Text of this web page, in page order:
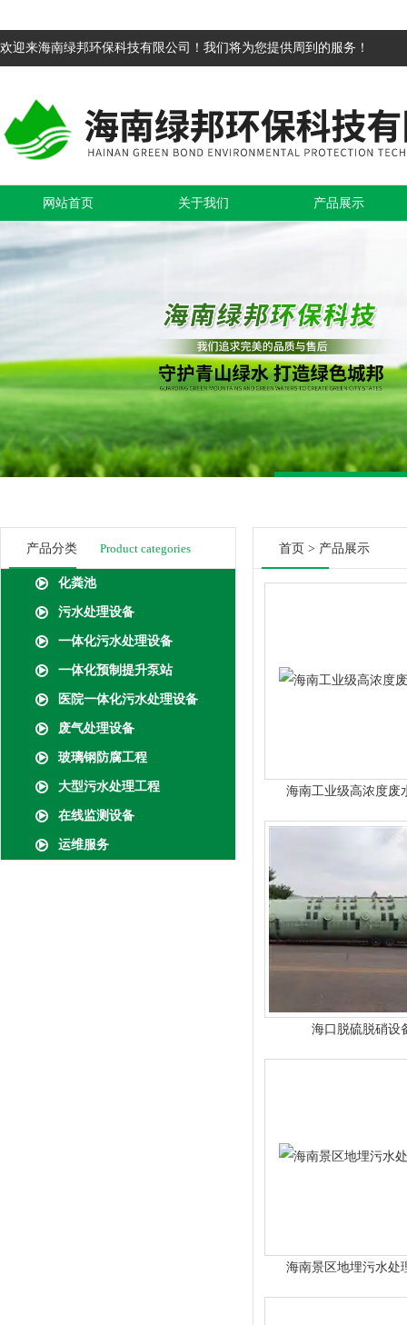
欢迎来海南绿邦环保科技有限公司！我们将为您提供周到的服务！
网站首页 关于我们 产品展示
产品分类 Product categories
化粪池
污水处理设备
一体化污水处理设备
一体化预制提升泵站
医院一体化污水处理设备
废气处理设备
玻璃钢防腐工程
大型污水处理工程
在线监测设备
运维服务
首页 > 产品展示
海南工业级高浓度废
海口脱硫脱硝设
海南景区地埋污水处